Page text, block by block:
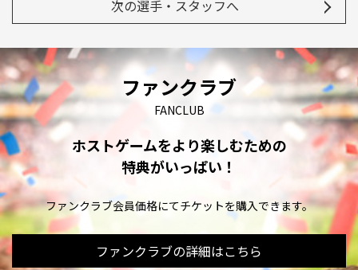
次の選手・スタッフへ
ファンクラブ
FANCLUB
ホストゲームをより楽しむための
特典がいっぱい！
ファンクラブ会員価格にてチケットを購入できます。
ファンクラブの詳細はこちら